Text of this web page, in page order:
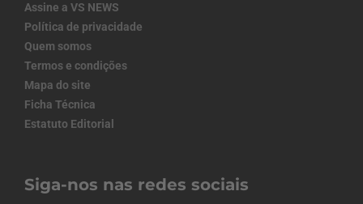
Assine a VS NEWS
Política de privacidade
Quem somos
Termos e condições
Mapa do site
Ficha Técnica
Estatuto Editorial
Siga-nos nas redes sociais